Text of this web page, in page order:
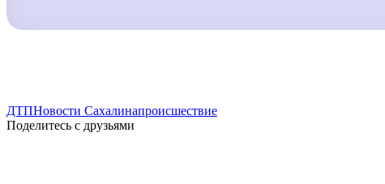
ДТПНовости Сахалинапроисшествие
Поделитесь с друзьями